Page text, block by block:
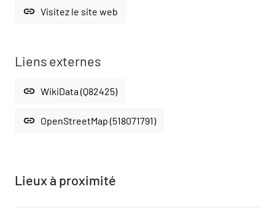
link Visitez le site web
Liens externes
link WikiData (Q82425)
link OpenStreetMap (518071791)
Lieux à proximité